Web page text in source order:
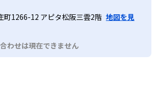
変更に柔軟に対応。学習機会を逃さず
整っている。レッスン後には担当日本
ーションタイムで保護者に学習内容を
のサポート情報も提供する。
小学生
音と読解力を、4～6年生で読む・書く
が無料で継続しやすく、学習習慣を身に
があるため通いやすい。
が教室の営業時間やショッピングセン
依存するため、保護者の都合と合わない
町1266-12 アピタ松阪三雲2階 地図を見
わせは現在できません